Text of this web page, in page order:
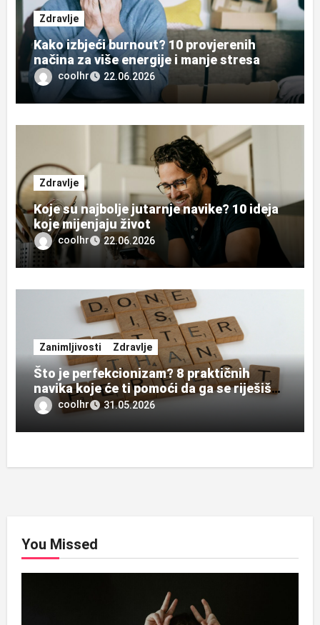
Zdravlje
Kako izbjeći burnout? 10 provjerenih
načina za više energije i manje stresa
coolhr 22.06.2026
Zdravlje
Koje su najbolje jutarnje navike? 10 ideja
koje mijenjaju život
coolhr 22.06.2026
Zanimljivosti Zdravlje
Što je perfekcionizam? 8 praktičnih
navika koje će ti pomoći da ga se riješiš
zauvijek
coolhr 31.05.2026
You Missed